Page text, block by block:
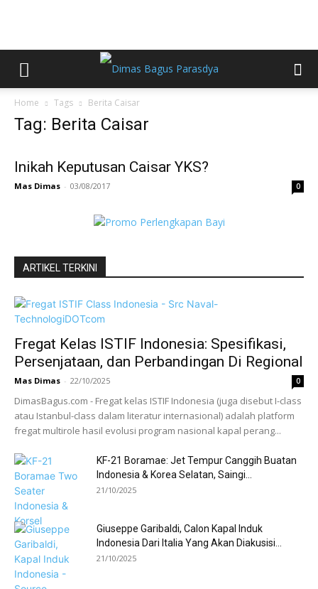
Home Tags Berita Caisar
Tag: Berita Caisar
Inikah Keputusan Caisar YKS?
Mas Dimas - 03/08/2017 0
ARTIKEL TERKINI
Fregat Kelas ISTIF Indonesia: Spesifikasi,
Persenjataan, dan Perbandingan Di Regional
Mas Dimas - 22/10/2025 0
DimasBagus.com - Fregat kelas ISTIF Indonesia (juga disebut I-class
atau Istanbul-class dalam literatur internasional) adalah platform
fregat multirole hasil evolusi program nasional kapal perang...
KF-21 Boramae: Jet Tempur Canggih Buatan
Indonesia & Korea Selatan, Saingi...
21/10/2025
Giuseppe Garibaldi, Calon Kapal Induk
Indonesia Dari Italia Yang Akan Diakusisi...
21/10/2025